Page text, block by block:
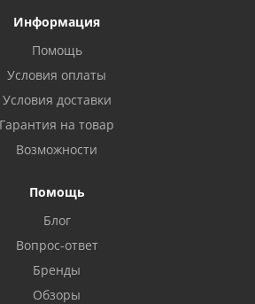
Информация
Помощь
Условия оплаты
Условия доставки
Гарантия на товар
Возможности
Помощь
Блог
Вопрос-ответ
Бренды
Обзоры